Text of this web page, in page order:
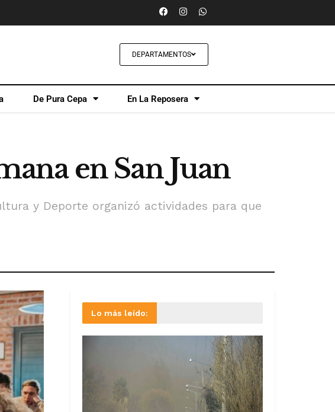
DEPARTAMENTOS
De Pura Cepa En La Reposera
en San Juan
y Deporte organizó actividades para que
Lo más leído: